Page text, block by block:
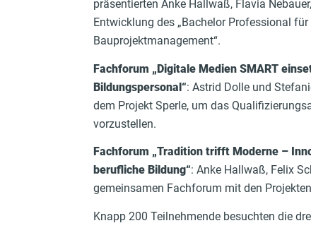
präsentierten Anke Hallwaß, Flavia
Entwicklung des „Bachelor Professional
Bauprojektmanagement“.
Fachforum „Digitale Medien SMART
Bildungspersonal“: Astrid Dolle und
dem Projekt Sperle, um das
vorzustellen.
Fachforum „Tradition trifft Moderne –
berufliche Bildung“: Anke Hallwaß, Felix
gemeinsamen Fachforum mit den
Knapp 200 Teilnehmende besuchten die